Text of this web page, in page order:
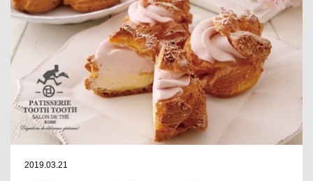
2019.03.21